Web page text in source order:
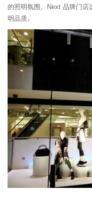
的照明氛围。Next 品牌门店
明品质。